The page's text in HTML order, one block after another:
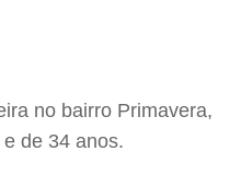
no bairro Primavera,
de 34 anos.